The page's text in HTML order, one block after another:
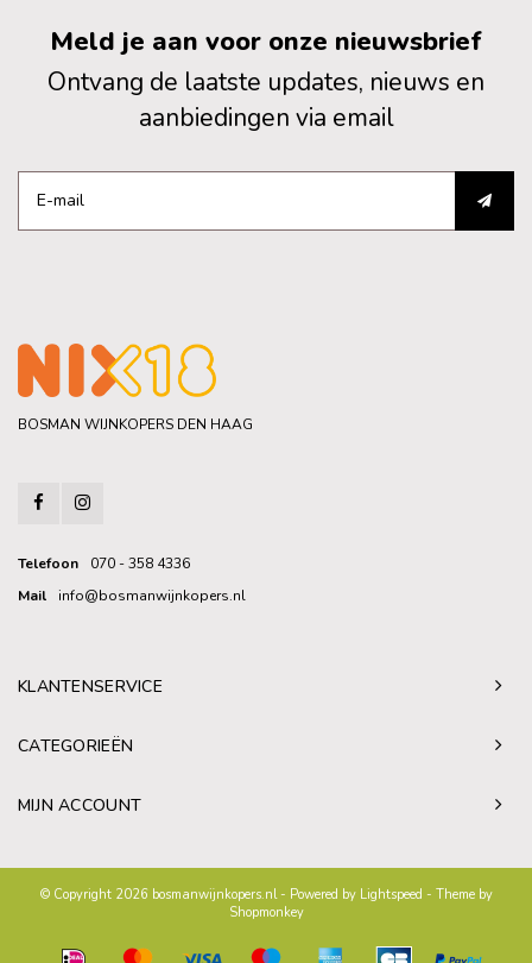
Meld je aan voor onze nieuwsbrief
Ontvang de laatste updates, nieuws en
aanbiedingen via email
BOSMAN WIJNKOPERS DEN HAAG
Telefoon
070 - 358 4336
Mail
info@bosmanwijnkopers.nl
KLANTENSERVICE
CATEGORIEËN
MIJN ACCOUNT
© Copyright 2026 bosmanwijnkopers.nl - Powered by Lightspeed - Theme by
Shopmonkey